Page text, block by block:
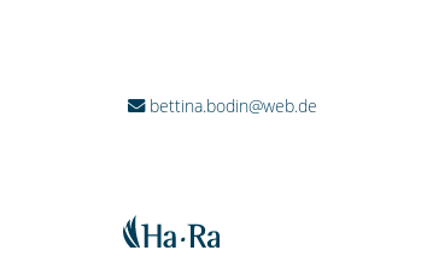
bettina.bodin@web.de